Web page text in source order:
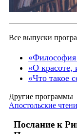
Все выпуски
«Философия
«О красоте,
«Что такое
Другие программы
Апостольские
Послание к